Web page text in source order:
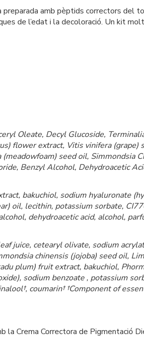
amb pèptids correctors del
de l’edat i la decoloració. Un kit
Oleate, Decyl Glucoside,
flower extract, Vitis vinifera (grape)
seed oil, Simmondsia
Benzyl Alcohol, Dehydroacetic
bakuchiol, sodium hyaluronate
oil, lecithin, potassium sorbate,
dehydroacetic acid, alcohol,
juice, cetearyl olivate, sodium
chinensis (jojoba) seed oil,
plum) fruit extract, bakuchiol,
sodium benzoate , potassium
coumarin† †Component of
la Crema Correctora de Pigmentació